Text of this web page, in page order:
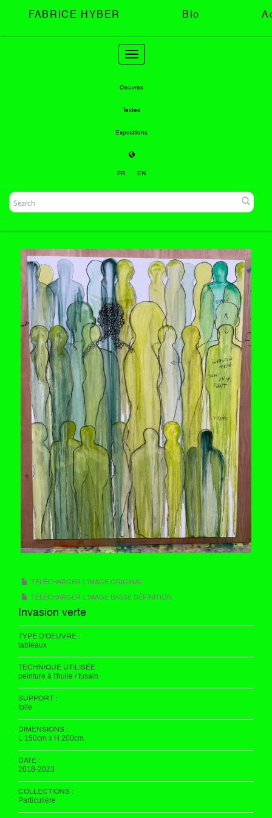
FABRICE HYBER Bio
Toggle
navigation
Oeuvres
Textes
Expositions
FR EN
TÉLÉCHARGER L'IMAGE ORIGINAL
TÉLÉCHARGER L'IMAGE BASSE DÉFINITION
Invasion verte
TYPE D'OEUVRE :
tableaux
TECHNIQUE UTILISÉE :
peinture à l'huile / fusain
SUPPORT :
toile
DIMENSIONS :
L 150cm x H 200cm
DATE :
2018-2023
COLLECTIONS :
Particulière